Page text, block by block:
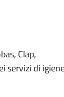
Clap,
servizi di